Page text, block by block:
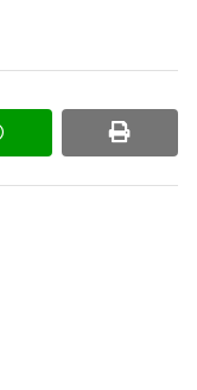
whatsapp print